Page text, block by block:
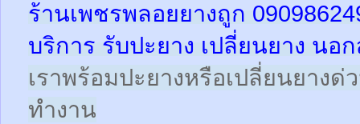
ร้านเพชรพลอยยางถูก
บริการ รับปะยาง เปลี่ยนยาง น
เราพร้อมปะยางหรือเปลี่ยนยาง
ทำงาน